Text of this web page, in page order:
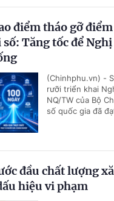
điểm tháo gỡ
Tăng tốc để
(Chinhphu.vn) -
rưỡi triển khai
NQ/TW của Bộ
số quốc gia đã
đầu chất lượng
hiệu vi phạm